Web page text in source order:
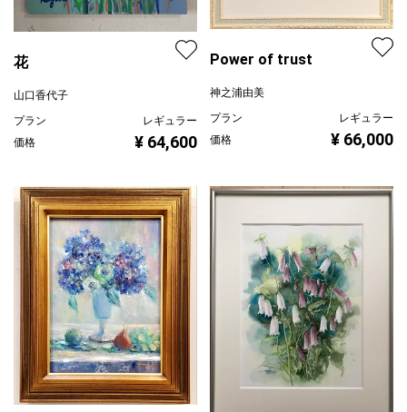
花
山口香代子
プラン
レギュラー
価格
¥ 64,600
Power of trust
神之浦由美
プラン
レギュラー
価格
¥ 66,000